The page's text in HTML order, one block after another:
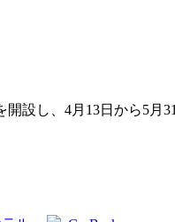
設し、4月13日から5